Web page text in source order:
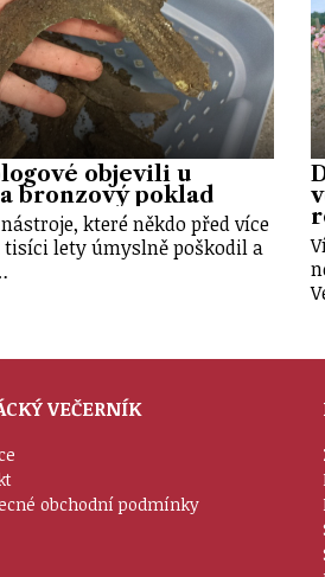
objevili u
bronzový poklad
které někdo před více
lety úmyslně poškodil a
VEČERNÍK
obchodní podmínky